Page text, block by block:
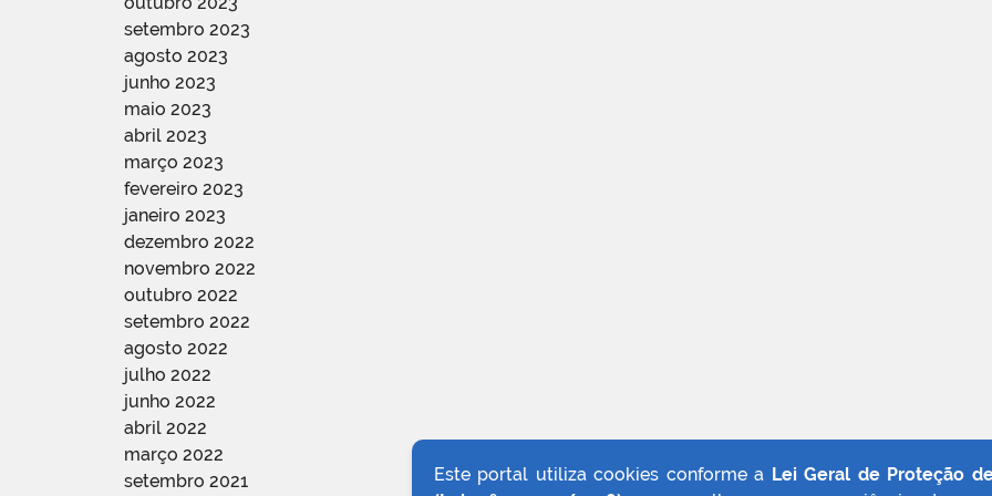
Este portal utiliza cookies conforme a Lei Geral de Proteção
setembro 2023
agosto 2023
junho 2023
maio 2023
abril 2023
março 2023
fevereiro 2023
janeiro 2023
dezembro 2022
novembro 2022
outubro 2022
setembro 2022
agosto 2022
julho 2022
junho 2022
abril 2022
março 2022
setembro 2021